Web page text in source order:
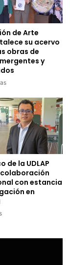
de Arte
su acervo
obras de
y
de la UDLAP
con estancia
en